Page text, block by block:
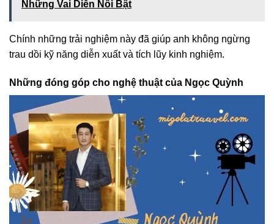
Những Vai Diễn Nổi Bật
Chính những trải nghiệm này đã giúp anh không ngừng
trau dồi kỹ năng diễn xuất và tích lũy kinh nghiệm.
Những đóng góp cho nghệ thuật của Ngọc Quỳnh